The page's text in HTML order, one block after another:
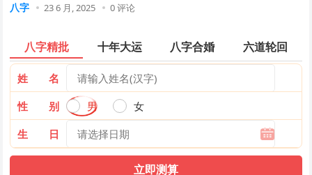
八字 23 6 月, 2025 0 评论
八字精批 十年大运 八字合婚 六道轮回
姓 名
性 别
男
女
生 日